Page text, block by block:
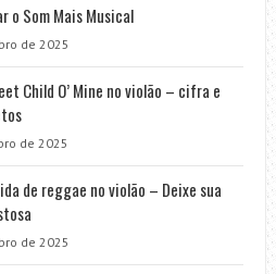
o Som Mais Musical
de 2025
Child O’ Mine no violão – cifra e
de 2025
de reggae no violão – Deixe sua
de 2025